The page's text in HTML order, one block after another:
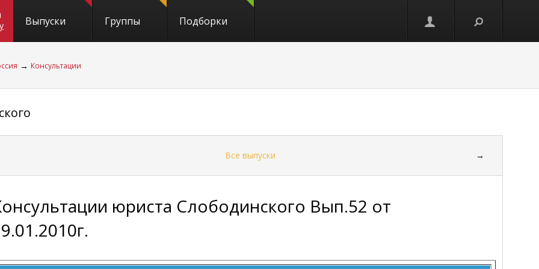
Выпуски Группы Подборки
→ Консультации
Все выпуски →
юриста Слободинского Вып.52 от